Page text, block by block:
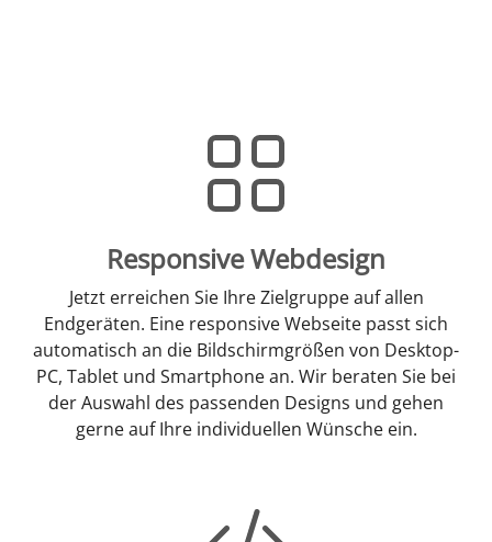
Responsive Webdesign
Jetzt erreichen Sie Ihre Zielgruppe auf allen
Endgeräten. Eine responsive Webseite passt sich
automatisch an die Bildschirmgrößen von Desktop-
PC, Tablet und Smartphone an. Wir beraten Sie bei
der Auswahl des passenden Designs und gehen
gerne auf Ihre individuellen Wünsche ein.